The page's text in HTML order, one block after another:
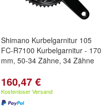
Shimano Kurbelgarnitur 105
FC-R7100 Kurbelgarnitur - 170
mm, 50-34 Zähne, 34 Zähne
160,47 €
Kostenloser Versand